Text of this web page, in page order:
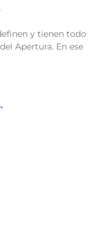
y tienen todo
Apertura. En ese